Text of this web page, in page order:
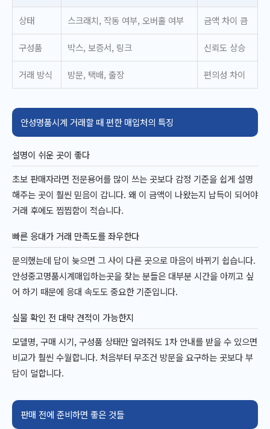
상태 스크래치, 작동 여부, 오버홀 여부 금액 차이 큼
구성품 박스, 보증서, 링크 신뢰도 상승
거래 방식 방문, 택배, 출장 편의성 차이
안성명품시계 거래할 때 편한 매입처의 특징
설명이 쉬운 곳이 좋다
초보 판매자라면 전문용어를 많이 쓰는 곳보다 감정 기준을 쉽게 설명
해주는 곳이 훨씬 믿음이 갑니다. 왜 이 금액이 나왔는지 납득이 되어야
거래 후에도 찝찝함이 적습니다.
빠른 응대가 거래 만족도를 좌우한다
문의했는데 답이 늦으면 그 사이 다른 곳으로 마음이 바뀌기 쉽습니다.
안성중고명품시계매입하는곳을 찾는 분들은 대부분 시간을 아끼고 싶
어 하기 때문에 응대 속도도 중요한 기준입니다.
실물 확인 전 대략 견적이 가능한지
모델명, 구매 시기, 구성품 상태만 알려줘도 1차 안내를 받을 수 있으면
비교가 훨씬 수월합니다. 처음부터 무조건 방문을 요구하는 곳보다 부
담이 덜합니다.
판매 전에 준비하면 좋은 것들